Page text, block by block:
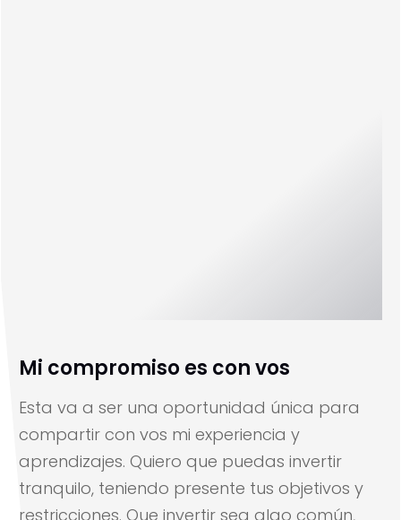
Mi compromiso es con vos
Esta va a ser una oportunidad única para
compartir con vos mi experiencia y
aprendizajes. Quiero que puedas invertir
tranquilo, teniendo presente tus objetivos y
restricciones. Que invertir sea algo común,